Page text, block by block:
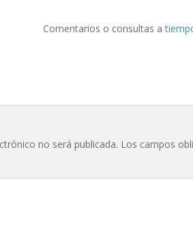
Comentarios o consultas a
no será publicada. Los campos